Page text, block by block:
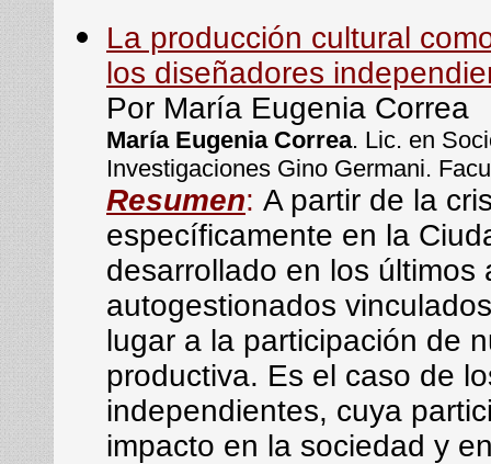
La producción cultural
los diseñadores
Por María Eugenia Correa
María Eugenia Correa. Lic. en
Investigaciones Gino Germani.
Resumen: A partir de la
específicamente en la
desarrollado en los
autogestionados
lugar a la participación de
productiva. Es el caso de
independientes, cuya
impacto en la sociedad y